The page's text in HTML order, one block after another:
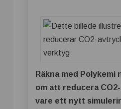
Räkna med Polykemi
om att reducera
vare ett nytt